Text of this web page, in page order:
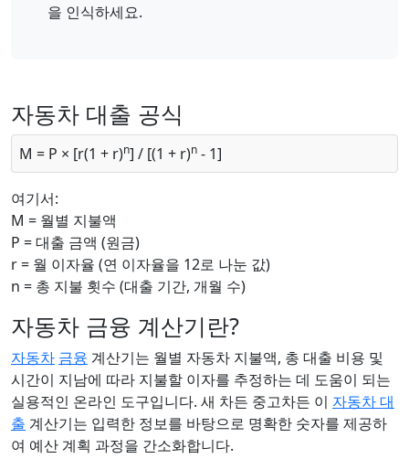
을 인식하세요.
자동차 대출 공식
M = P × [r(1 + r)n] / [(1 + r)n - 1]
여기서:
M = 월별 지불액
P = 대출 금액 (원금)
r = 월 이자율 (연 이자율을 12로 나눈 값)
n = 총 지불 횟수 (대출 기간, 개월 수)
자동차 금융 계산기란?
자동차 금융 계산기는 월별 자동차 지불액, 총 대출 비용 및
시간이 지남에 따라 지불할 이자를 추정하는 데 도움이 되는
실용적인 온라인 도구입니다. 새 차든 중고차든 이 자동차 대
출 계산기는 입력한 정보를 바탕으로 명확한 숫자를 제공하
여 예산 계획 과정을 간소화합니다.